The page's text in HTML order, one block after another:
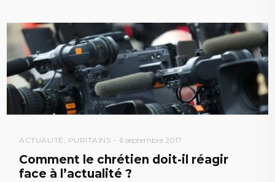
ACTUALITÉ , PURITAINS 6 septembre 2017
Comment le chrétien doit-il réagir
face à l’actualité ?